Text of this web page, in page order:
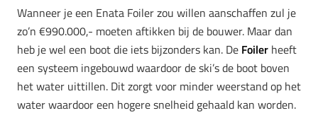
Wanneer je een Enata Foiler zou willen aanschaffen zul je
zo’n €990.000,- moeten aftikken bij de bouwer. Maar dan
heb je wel een boot die iets bijzonders kan. De Foiler heeft
een systeem ingebouwd waardoor de ski’s de boot boven
het water uittillen. Dit zorgt voor minder weerstand op het
water waardoor een hogere snelheid gehaald kan worden.